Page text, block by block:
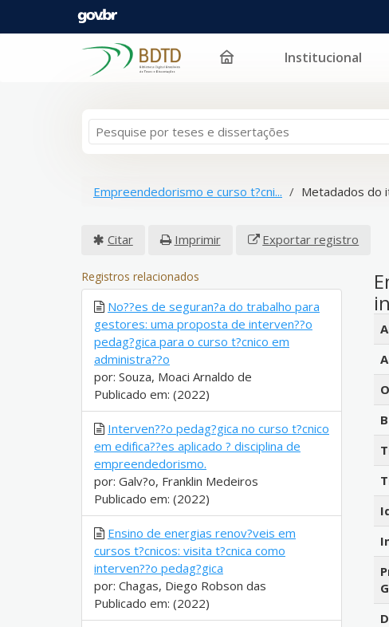
Pular para o conteúdo Institucional
Empreendedorismo e curso t?cni... Metadados do
Citar Imprimir Exportar registro
Registros relacionados
No??es de seguran?a do trabalho para
gestores: uma proposta de interven??o
pedag?gica para o curso t?cnico em
administra??o
por: Souza, Moaci Arnaldo de
Publicado em: (2022)
Interven??o pedag?gica no curso t?cnico
em edifica??es aplicado ? disciplina de
empreendedorismo.
por: Galv?o, Franklin Medeiros
Publicado em: (2022)
Ensino de energias renov?veis em
cursos t?cnicos: visita t?cnica como
interven??o pedag?gica
por: Chagas, Diego Robson das
Publicado em: (2022)